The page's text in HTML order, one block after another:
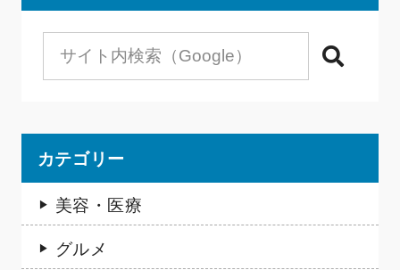
検索
カテゴリー
美容・医療
グルメ